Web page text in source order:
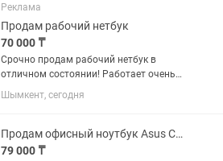
иногда в играх. Желательно
обслужить...
Реклама
Продам рабочий нетбук
70 000 ₸
Срочно продам рабочий нетбук в
отличном состоянии! Работает очень
хорошо,для студентов и работающим в
офисе и дома! Не был на
комплекте есть зарядка,мышь и
сумка!...
Шымкент, сегодня
Продам офисный ноутбук Asus Сумка мышка
79 000 ₸